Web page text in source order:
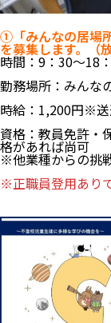
①「みんなの居場
を募集します。（
時間：9：30～18
勤務場所：みんな
時給：1,200円※送
資格：教員免許・
格があれば尚可
※他業種からの挑
※正職員登用あり